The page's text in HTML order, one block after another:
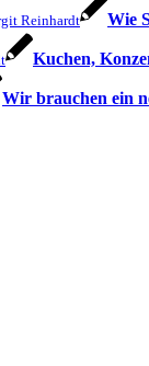
Reinhardt Wie
Kuchen,
Wir brauchen ein